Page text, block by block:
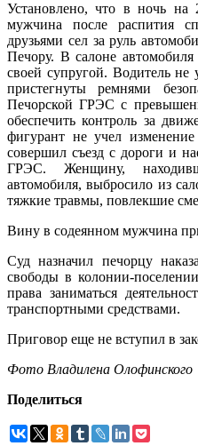
Установлено, что в ночь на
мужчина после распития
друзьями сел за руль
Печору. В салоне
своей супругой. Водитель
пристегнуты ремнями
Печорской ГРЭС с
обеспечить контроль за
фигурант не учел
совершил съезд с дороги и
ГРЭС. Женщину,
автомобиля, выбросило из
тяжкие травмы, повлекшие
Вину в содеянном мужчина
Суд назначил печорцу
свободы в колонии-
права заниматься
транспортными средствами.
Приговор еще не вступил в
Фото Владилена Олофинского
Поделиться